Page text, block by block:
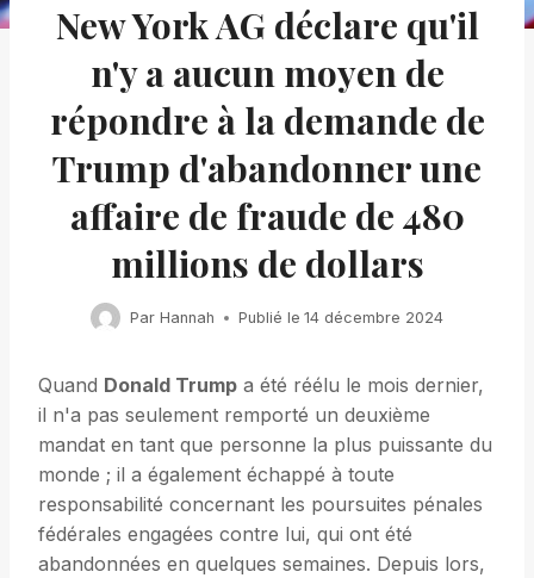
New York AG déclare qu'il
n'y a aucun moyen de
répondre à la demande de
Trump d'abandonner une
affaire de fraude de 480
millions de dollars
Par Hannah Publié le 14 décembre 2024
Quand Donald Trump a été réélu le mois dernier,
il n'a pas seulement remporté un deuxième
mandat en tant que personne la plus puissante du
monde ; il a également échappé à toute
responsabilité concernant les poursuites pénales
fédérales engagées contre lui, qui ont été
abandonnées en quelques semaines. Depuis lors,